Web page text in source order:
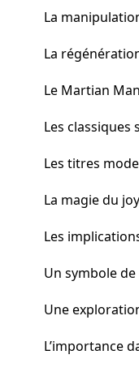
La
La
Le Martian
Les classiques
Les titres
La magie du
Les
Un symbole
Une
L’importance